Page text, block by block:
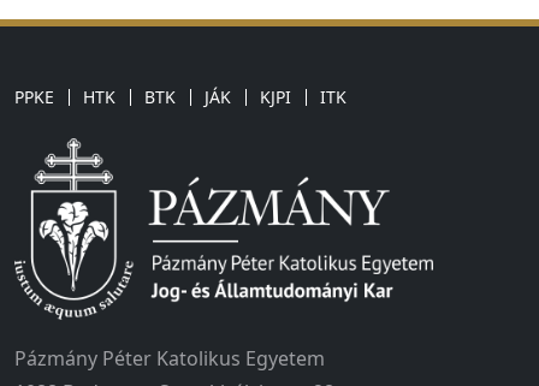
PPKE HTK BTK JÁK KJPI ITK
Pázmány Péter Katolikus Egyetem